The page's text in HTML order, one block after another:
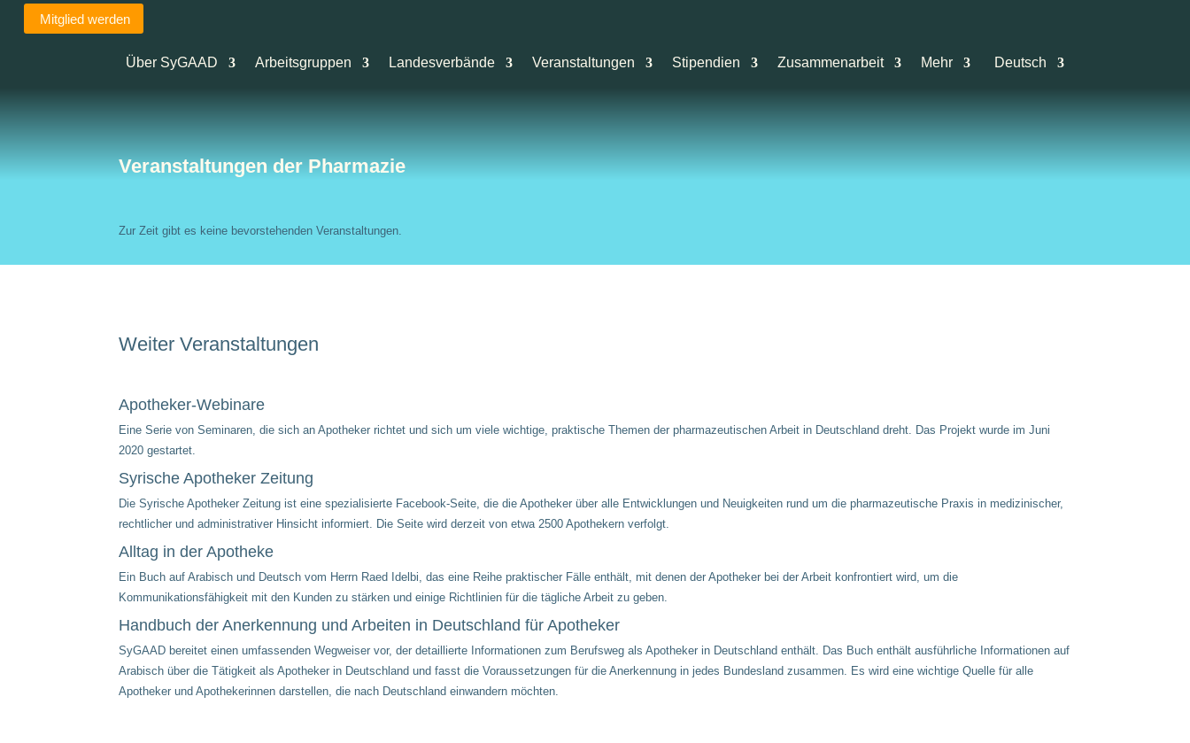
Mitglied werden
Über SyGAAD Arbeitsgruppen Landesverbände Veranstaltungen Stipendien Zusammenarbeit Mehr Deutsch
Veranstaltungen der Pharmazie
Zur Zeit gibt es keine bevorstehenden Veranstaltungen.
Weiter Veranstaltungen
Apotheker-Webinare
Eine Serie von Seminaren, die sich an Apotheker richtet und sich um viele wichtige, praktische Themen der pharmazeutischen Arbeit in Deutschland dreht. Das Projekt wurde im Juni
2020 gestartet.
Syrische Apotheker Zeitung
Die Syrische Apotheker Zeitung ist eine spezialisierte Facebook-Seite, die die Apotheker über alle Entwicklungen und Neuigkeiten rund um die pharmazeutische Praxis in medizinischer,
rechtlicher und administrativer Hinsicht informiert. Die Seite wird derzeit von etwa 2500 Apothekern verfolgt.
Alltag in der Apotheke
Ein Buch auf Arabisch und Deutsch vom Herrn Raed Idelbi, das eine Reihe praktischer Fälle enthält, mit denen der Apotheker bei der Arbeit konfrontiert wird, um die
Kommunikationsfähigkeit mit den Kunden zu stärken und einige Richtlinien für die tägliche Arbeit zu geben.
Handbuch der Anerkennung und Arbeiten in Deutschland für Apotheker
SyGAAD bereitet einen umfassenden Wegweiser vor, der detaillierte Informationen zum Berufsweg als Apotheker in Deutschland enthält. Das Buch enthält ausführliche Informationen auf
Arabisch über die Tätigkeit als Apotheker in Deutschland und fasst die Voraussetzungen für die Anerkennung in jedes Bundesland zusammen. Es wird eine wichtige Quelle für alle
Apotheker und Apothekerinnen darstellen, die nach Deutschland einwandern möchten.